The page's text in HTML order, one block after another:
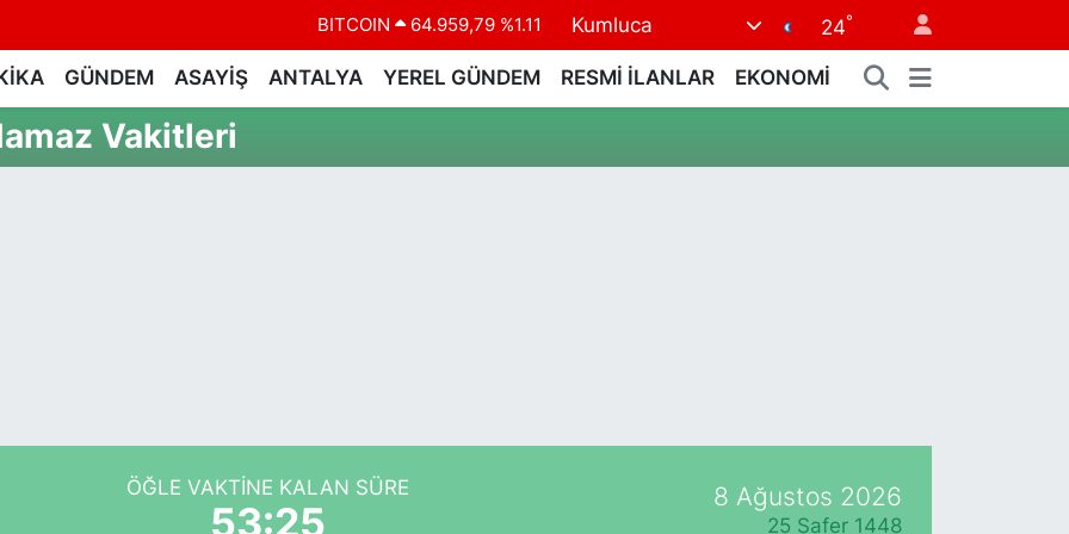
BITCOIN 64.959,79 %1.11
DOLAR
47,7436 %0.18
EURO
55,2510 %0.32
Kumluca 24°
GÜNDEM ASAYİŞ ANTALYA YEREL GÜNDEM RESMİ İLANLAR EKONOMİ
Vakitleri
ÖĞLE VAKTINE KALAN SÜRE
53:25
8 Ağustos 2026
25 Safer 1448